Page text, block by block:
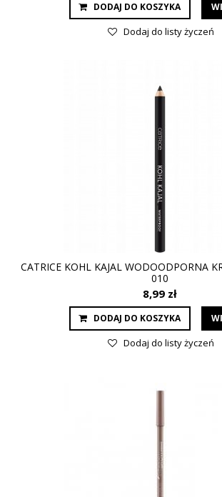
DODAJ DO KOSZYKA
Dodaj do listy życzeń
CATRICE KOHL KAJAL WODOODPORNA
010
8,99 zł
DODAJ DO KOSZYKA
Dodaj do listy życzeń